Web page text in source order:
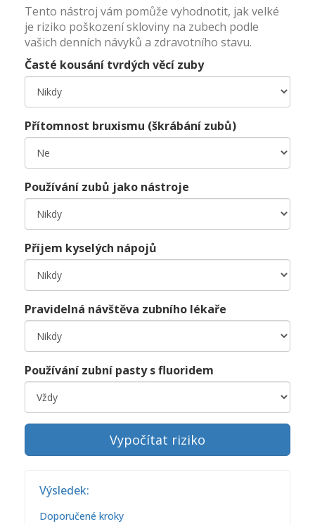
Tento nástroj vám pomůže vyhodnotit, jak velké
je riziko poškození skloviny na zubech podle
vašich denních návyků a zdravotního stavu.
Časté kousání tvrdých věcí zuby
Přítomnost bruxismu (škrábání zubů)
Používání zubů jako nástroje
Příjem kyselých nápojů
Pravidelná návštěva zubního lékaře
Používání zubní pasty s fluoridem
Vypočítat riziko
Výsledek:
Doporučené kroky